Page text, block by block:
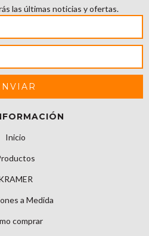
las últimas noticias y ofertas.
Inicio
a Medida
comprar